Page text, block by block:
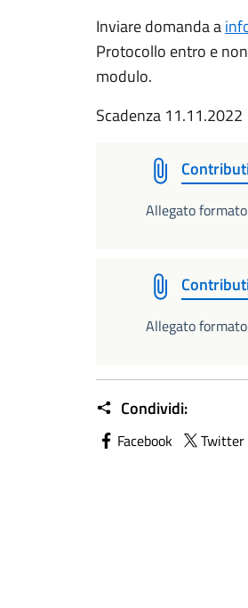
Inviare domanda a
Protocollo entro e
modulo.
Scadenza 11.11.2022
Allegato
Allegato
Condividi:
Facebook Twitter